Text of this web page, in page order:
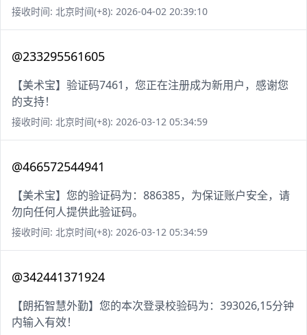
接收时间: 北京时间(+8): 2026-04-02 20:39:10
@233295561605
【美术宝】验证码7461，您正在注册成为新用户，感谢您
的支持！
接收时间: 北京时间(+8): 2026-03-12 05:34:59
@466572544941
【美术宝】您的验证码为：886385，为保证账户安全，请
勿向任何人提供此验证码。
接收时间: 北京时间(+8): 2026-03-12 05:34:59
@342441371924
【朗拓智慧外勤】您的本次登录校验码为：393026,15分钟
内输入有效！